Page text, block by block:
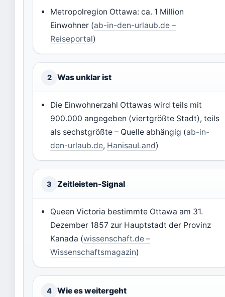
Metropolregion Ottawa: ca. 1 Million
Einwohner (ab-in-den-urlaub.de –
Reiseportal)
2 Was unklar ist
Die Einwohnerzahl Ottawas wird teils mit
900.000 angegeben (viertgrößte Stadt), teils
als sechstgrößte – Quelle abhängig (ab-in-
den-urlaub.de, HanisauLand)
3 Zeitleisten-Signal
Queen Victoria bestimmte Ottawa am 31.
Dezember 1857 zur Hauptstadt der Provinz
Kanada (wissenschaft.de –
Wissenschaftsmagazin)
4 Wie es weitergeht